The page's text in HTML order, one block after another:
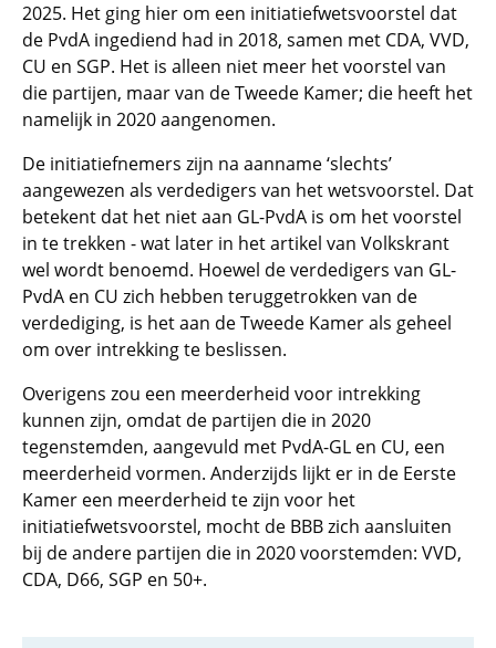
2025. Het ging hier om een initiatiefwetsvoorstel dat
de PvdA ingediend had in 2018, samen met CDA, VVD,
CU en SGP. Het is alleen niet meer het voorstel van
die partijen, maar van de Tweede Kamer; die heeft het
namelijk in 2020 aangenomen.
De initiatiefnemers zijn na aanname ‘slechts’
aangewezen als verdedigers van het wetsvoorstel. Dat
betekent dat het niet aan GL-PvdA is om het voorstel
in te trekken - wat later in het artikel van Volkskrant
wel wordt benoemd. Hoewel de verdedigers van GL-
PvdA en CU zich hebben teruggetrokken van de
verdediging, is het aan de Tweede Kamer als geheel
om over intrekking te beslissen.
Overigens zou een meerderheid voor intrekking
kunnen zijn, omdat de partijen die in 2020
tegenstemden, aangevuld met PvdA-GL en CU, een
meerderheid vormen. Anderzijds lijkt er in de Eerste
Kamer een meerderheid te zijn voor het
initiatiefwetsvoorstel, mocht de BBB zich aansluiten
bij de andere partijen die in 2020 voorstemden: VVD,
CDA, D66, SGP en 50+.